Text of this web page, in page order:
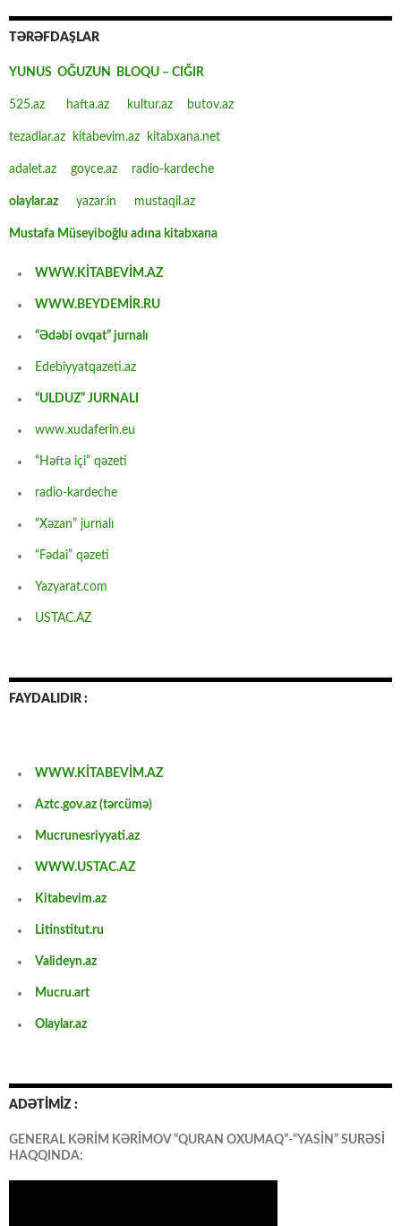
TƏRƏFDAŞLAR
YUNUS OĞUZUN BLOQU – CIĞIR
525.az hafta.az kultur.az butov.az
tezadlar.az kitabevim.az kitabxana.net
adalet.az goyce.az radio-kardeche
olaylar.az yazar.in mustaqil.az
Mustafa Müseyiboğlu adına kitabxana
WWW.KİTABEVİM.AZ
WWW.BEYDEMİR.RU
“Ədəbi ovqat” jurnalı
Edebiyyatqazeti.az
“ULDUZ” JURNALI
www.xudaferin.eu
“Həftə içi” qəzeti
radio-kardeche
“Xəzan” jurnalı
“Fədai” qəzeti
Yazyarat.com
USTAC.AZ
FAYDALIDIR :
WWW.KİTABEVİM.AZ
Aztc.gov.az (tərcümə)
Mucrunesriyyati.az
WWW.USTAC.AZ
Kitabevim.az
Litinstitut.ru
Valideyn.az
Mucru.art
Olaylar.az
ADƏTİMİZ :
GENERAL KƏRİM KƏRİMOV “QURAN OXUMAQ”-“YASİN” SURƏSİ
HAQQINDA: